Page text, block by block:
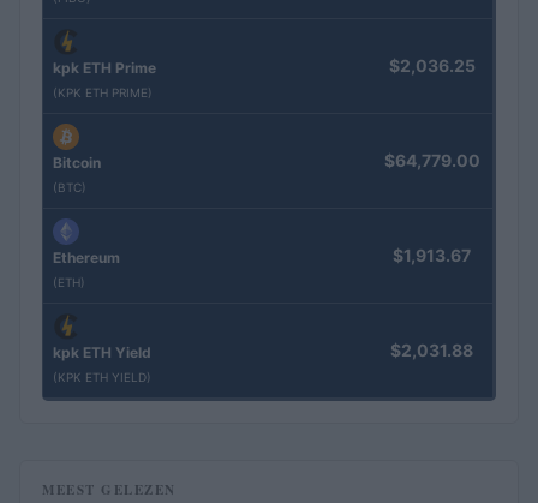
kpk ETH Prime
(KPK ETH PRIME)
$2,036.25
Bitcoin
(BTC)
$64,779.00
Ethereum
(ETH)
$1,913.67
kpk ETH Yield
(KPK ETH YIELD)
$2,031.88
MEEST GELEZEN